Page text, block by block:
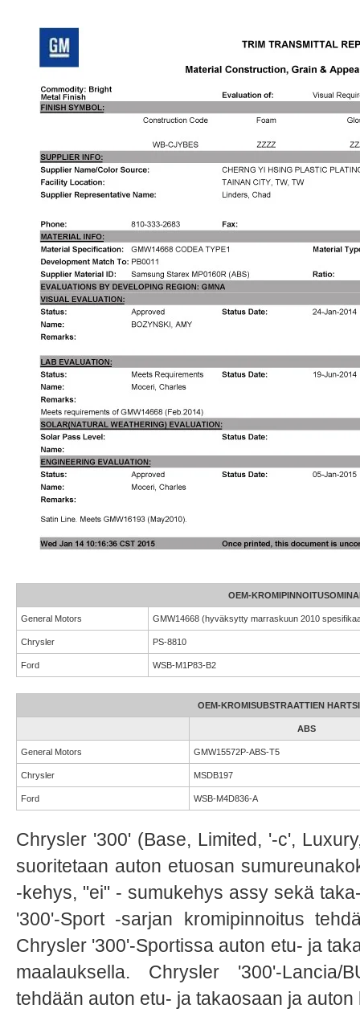
OEM-
General Motors GMW14668 (hyväksytty marraskuun 2010
Chrysler PS-8810
Ford WSB-M1P83-B2
OEM-KROMISUBSTRAATTIEN
ABS
General Motors GMW15572P-ABS-T5
Chrysler MSDB197
Ford WSB-M4D836-A
Chrysler '300' (Base, Limited, '-c',
suoritetaan auton etuosan
-kehys, "ei" - sumukehys assy sekä
'300'-Sport -sarjan kromipinnoitus
Chrysler '300'-Sportissa auton etu- ja
maalauksella. Chrysler '300'-Lancia/
tehdään auton etu- ja takaosaan ja